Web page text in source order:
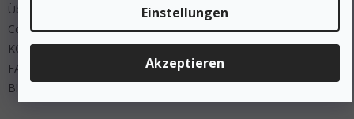
Einstellungen
Akzeptieren
Über uns
Cookies
KONTAKT
FAQ
Blog